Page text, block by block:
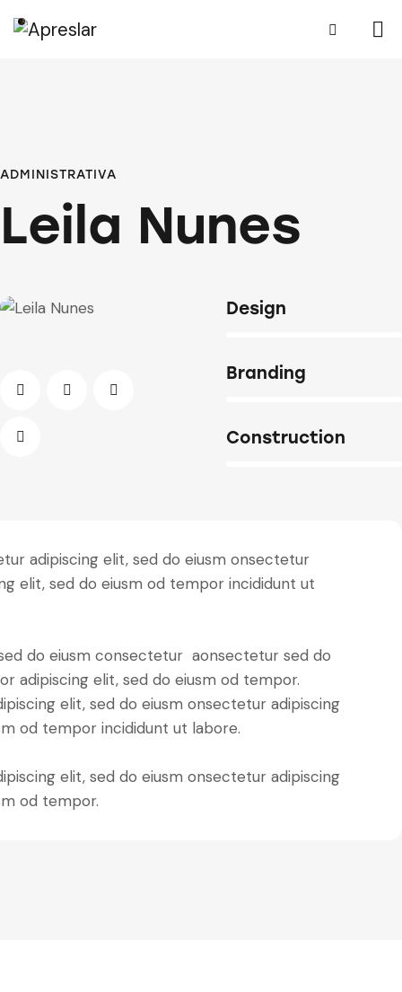
ADMINISTRATIVA
Leila Nunes
Design
Branding
Construction
adipiscing elit, sed do eiusm onsectetur
elit, sed do eiusm od tempor incididunt ut
do eiusm consectetur aonsectetur sed do
adipiscing elit, sed do eiusm od tempor.
elit, sed do eiusm onsectetur adipiscing
od tempor incididunt ut labore.
elit, sed do eiusm onsectetur adipiscing
od tempor.